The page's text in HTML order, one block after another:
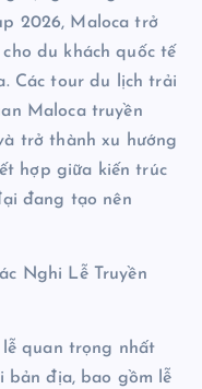
2026, Maloca trở
du khách quốc tế
Các tour du lịch trải
Maloca truyền
trở thành xu hướng
hợp giữa kiến trúc
đang tạo nên
Nghi Lễ Truyền
quan trọng nhất
bản địa, bao gồm lễ